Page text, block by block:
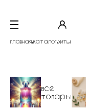
главная.каталог.хиты
все
товары